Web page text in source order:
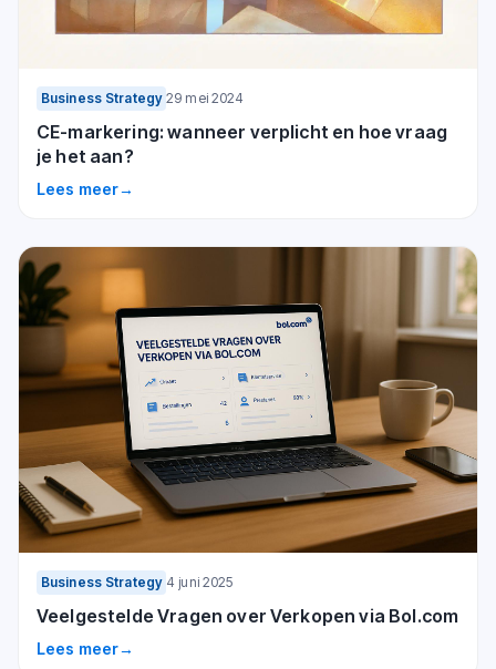
Business Strategy 29 mei 2024
CE-markering: wanneer verplicht en hoe vraag
je het aan?
Lees meer→
Business Strategy 4 juni 2025
Veelgestelde Vragen over Verkopen via Bol.com
Lees meer→